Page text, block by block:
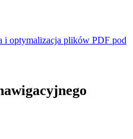
i optymalizacja plików PDF pod